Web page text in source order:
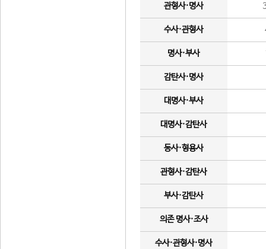
관형사·명사
수사·관형사
명사·부사
감탄사·명사
대명사·부사
대명사·감탄사
동사·형용사
관형사·감탄사
부사·감탄사
의존 명사·조사
수사·관형사·명사